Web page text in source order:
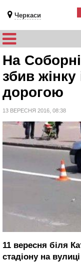
Черкаси
На
збив жінку
дорогою
13 ВЕРЕСНЯ 2016, 08:38
11 вересня біля
стадіону на